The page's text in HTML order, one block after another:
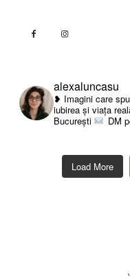
alexaluncasu
❥ Imagini care
iubirea și viața
București
DM
Load More